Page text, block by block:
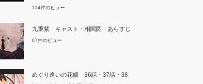
114件のビュー
九重紫 キャスト・相関図 あらすじ
67件のビュー
めぐり逢いの花婿 36話・37話・38